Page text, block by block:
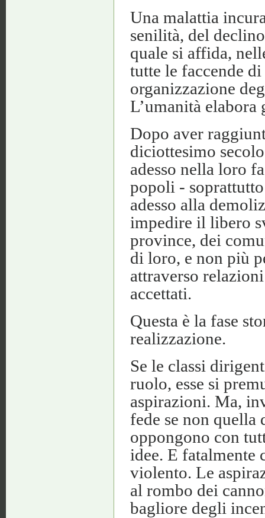
Una malattia
senilità, del
quale si affida,
tutte le faccende
organizzazione
L’umanità
Dopo aver
diciottesimo
adesso nella loro
popoli -
adesso alla
impedire il libero
province, dei
di loro, e non più
attraverso
accettati.
Questa è la fase
realizzazione.
Se le classi
ruolo, esse si
aspirazioni. Ma,
fede se non quella
oppongono con
idee. E fatalmente
violento. Le
al rombo dei
bagliore degli